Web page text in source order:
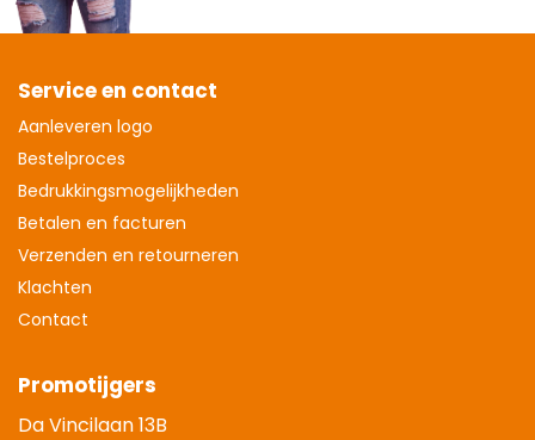
Service en contact
Aanleveren logo
Bestelproces
Bedrukkingsmogelijkheden
Betalen en facturen
Verzenden en retourneren
Klachten
Contact
Promotijgers
Da Vincilaan 13B